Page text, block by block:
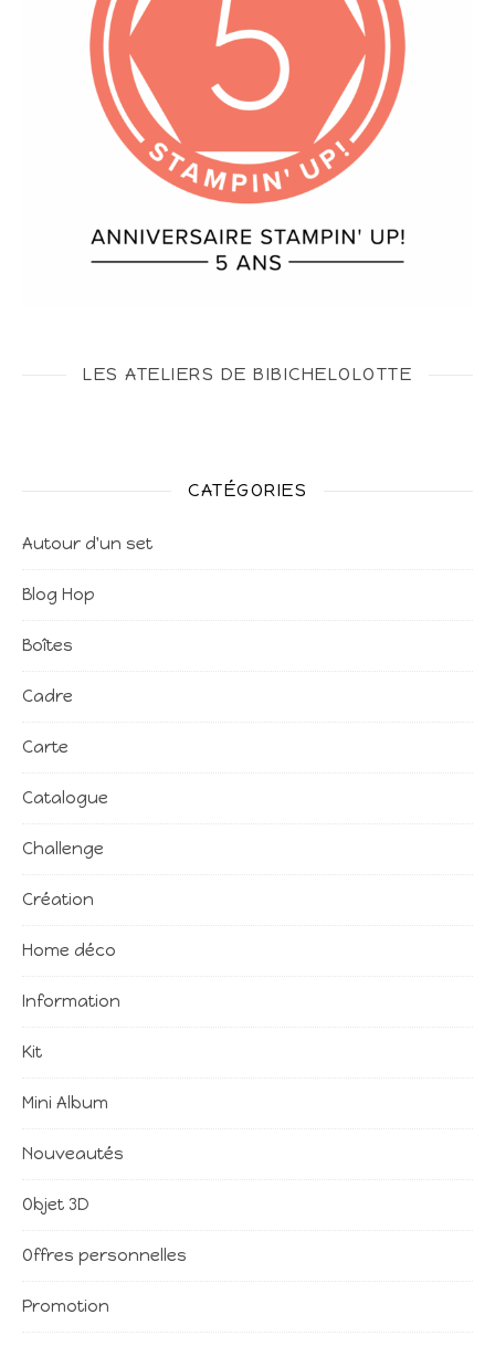
LES ATELIERS DE BIBICHELOLOTTE
CATÉGORIES
Autour d'un set
Blog Hop
Boîtes
Cadre
Carte
Catalogue
Challenge
Création
Home déco
Information
Kit
Mini Album
Nouveautés
Objet 3D
Offres personnelles
Promotion